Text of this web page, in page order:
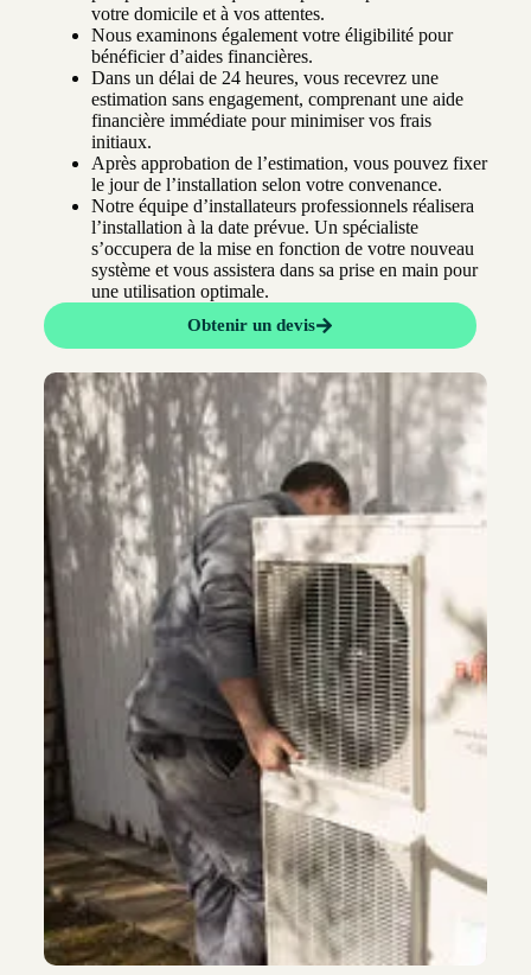
votre domicile et à vos attentes.
Nous examinons également votre éligibilité pour
bénéficier d’aides financières.
Dans un délai de 24 heures, vous recevrez une
estimation sans engagement, comprenant une aide
financière immédiate pour minimiser vos frais
initiaux.
Après approbation de l’estimation, vous pouvez fixer
le jour de l’installation selon votre convenance.
Notre équipe d’installateurs professionnels réalisera
l’installation à la date prévue. Un spécialiste
s’occupera de la mise en fonction de votre nouveau
système et vous assistera dans sa prise en main pour
une utilisation optimale.
Obtenir un devis